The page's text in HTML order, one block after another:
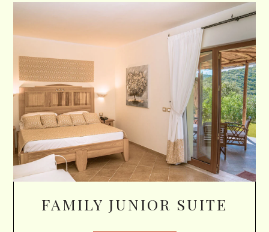
FAMILY JUNIOR SUITE